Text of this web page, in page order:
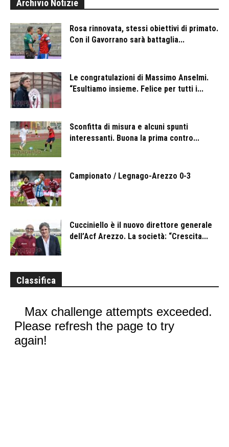
Archivio Notizie
Rosa rinnovata, stessi obiettivi di primato.
Con il Gavorrano sarà battaglia...
Le congratulazioni di Massimo Anselmi.
“Esultiamo insieme. Felice per tutti i...
Sconfitta di misura e alcuni spunti
interessanti. Buona la prima contro...
Campionato / Legnago-Arezzo 0-3
Cucciniello è il nuovo direttore generale
dell’Acf Arezzo. La società: “Crescita...
Classifica